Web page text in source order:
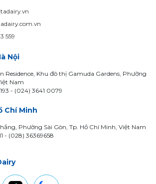
559
Nội
Residence, Khu đô thị Gamuda Gardens, Phường
Nam
- (024) 3641 0079
Chí Minh
Phường Sài Gòn, Tp. Hồ Chí Minh, Việt Nam
- (028) 36369658